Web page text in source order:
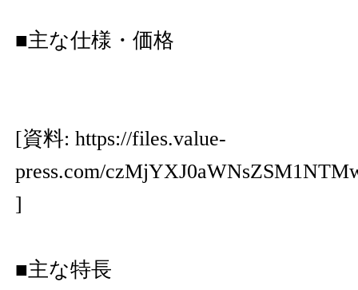
■主な仕様・価格
[資料: https://files.value-
press.com/
]
■主な特長